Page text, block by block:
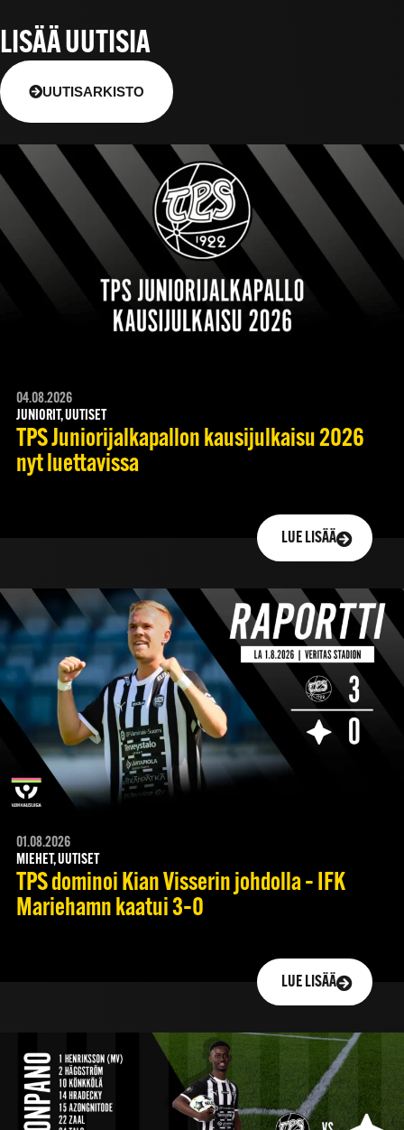
LISÄÄ UUTISIA
UUTISARKISTO
04.08.2026
JUNIORIT, UUTISET
TPS Juniorijalkapallon kausijulkaisu 2026
nyt luettavissa
LUE LISÄÄ
01.08.2026
MIEHET, UUTISET
TPS dominoi Kian Visserin johdolla – IFK
Mariehamn kaatui 3–0
LUE LISÄÄ